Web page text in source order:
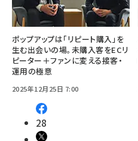
ポップアップは「リピート購入」を
生む出会いの場。未購入客をECリ
ピーター＋ファンに変える接客・
運用の極意
2025年12月25日 7:00
28